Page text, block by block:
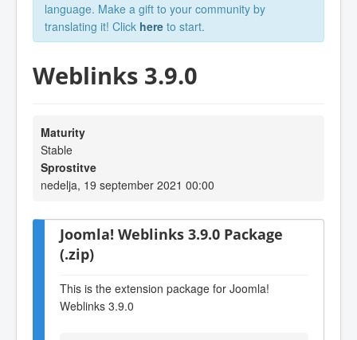
language. Make a gift to your community by
translating it! Click here to start.
Weblinks 3.9.0
Maturity
Stable
Sprostitve
nedelja, 19 september 2021 00:00
Joomla! Weblinks 3.9.0 Package
(.zip)
This is the extension package for Joomla!
Weblinks 3.9.0